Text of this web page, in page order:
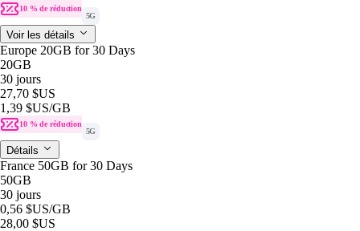
10 % de réduction
5G
Voir les détails
Europe 20GB for 30 Days
20GB
30 jours
27,70 $US
1,39 $US/GB
10 % de réduction
5G
Détails
France 50GB for 30 Days
50GB
30 jours
0,56 $US/GB
28,00 $US